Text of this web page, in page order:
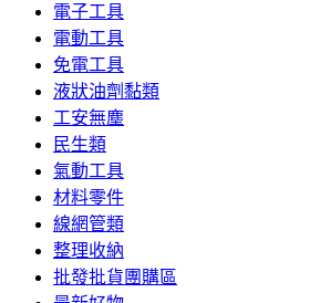
電子工具
電動工具
免電工具
液狀油劑黏類
工安無塵
民生類
氣動工具
材料零件
線網管類
整理收納
批發批貨團購區